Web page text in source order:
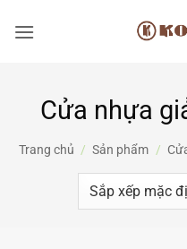
qua
Cửa nhựa
Trang chủ / Sản phẩm /